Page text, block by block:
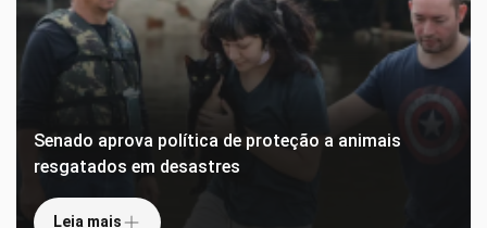
Senado aprova política de proteção a animais
resgatados em desastres
Leia mais